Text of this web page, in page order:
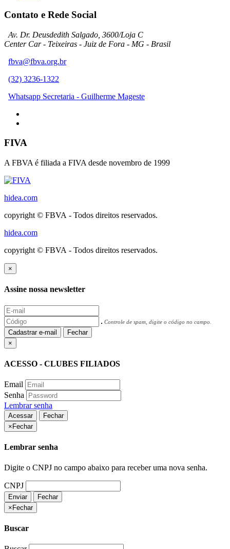
Contato e Rede Social
Av. Dr. Deusdedith Salgado, 3600/Loja C
Center Car - Teixeiras - Juiz de Fora - MG - Brasil
fbva@fbva.org.br
(32) 3236-1322
Whatsapp Secretaria - Guilherme Mageste
FIVA
A FBVA é filiada a FIVA desde novembro de 1999
hidea.com
copyright © FBVA - Todos direitos reservados.
hidea.com
copyright © FBVA - Todos direitos reservados.
×
Assine nossa newsletter
Controle de spam, digite o código no campo.
Cadastrar e-mail
Fechar
×
ACESSO - CLUBES FILIADOS
Email
Senha
Lembrar senha
Acessar
Fechar
× Fechar
Lembrar senha
Digite o CNPJ no campo abaixo para receber uma nova senha.
CNPJ
Enviar
Fechar
×Fechar
Buscar